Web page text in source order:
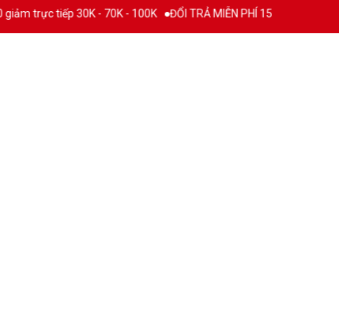
trực tiếp 30K - 70K - 100K ĐỔI TRẢ MIỄN PHÍ 15 NGÀY